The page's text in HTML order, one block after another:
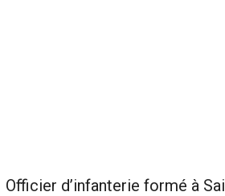
Officier d’infanterie formé à